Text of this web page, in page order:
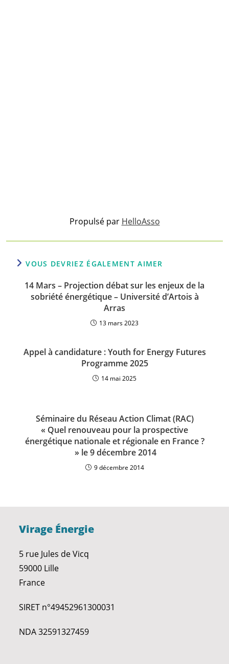
Propulsé par HelloAsso
VOUS DEVRIEZ ÉGALEMENT AIMER
14 Mars – Projection débat sur les enjeux de la
sobriété énergétique – Université d’Artois à
Arras
13 mars 2023
Appel à candidature : Youth for Energy Futures
Programme 2025
14 mai 2025
Séminaire du Réseau Action Climat (RAC)
« Quel renouveau pour la prospective
énergétique nationale et régionale en France ?
» le 9 décembre 2014
9 décembre 2014
Virage Énergie
5 rue Jules de Vicq
59000 Lille
France
SIRET n°49452961300031
NDA 32591327459